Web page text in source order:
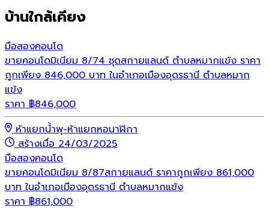
บ้านใกล้เคียง
มือสองคอนโด
ขายคอนโดมิเนียม 8/74 ชุดสกายแลนด์ ตำบลหมากแข้ง ราคา
ถูกเพียง 846,000 บาท ในอำเภอเมืองอุดรธานี ตำบลหมาก
แข้ง
ราคา ฿846,000
ห้าแยกน้ำพุ-ห้าแยกหอนาฬิกา
สร้างเมื่อ 24/03/2025
มือสองคอนโด
ขายคอนโดมิเนียม 8/87สกายแลนด์ ราคาถูกเพียง 861,000
บาท ในอำเภอเมืองอุดรธานี ตำบลหมากแข้ง
ราคา ฿861,000